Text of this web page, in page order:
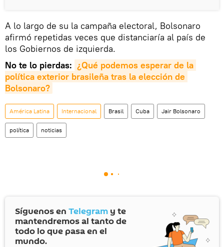
A lo largo de su la campaña electoral, Bolsonaro
afirmó repetidas veces que distanciaría al país de
los Gobiernos de izquierda.
No te lo pierdas: ¿Qué podemos esperar de la
política exterior brasileña tras la elección de
Bolsonaro?
América Latina Internacional Brasil Cuba Jair Bolsonaro
política noticias
Síguenos en Telegram y te
mantendremos al tanto de
todo lo que pasa en el
mundo.